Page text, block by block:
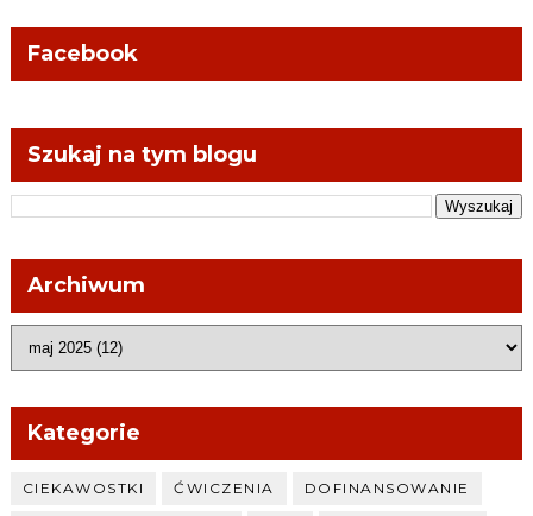
Facebook
Szukaj na tym blogu
Archiwum
Kategorie
CIEKAWOSTKI ĆWICZENIA DOFINANSOWANIE